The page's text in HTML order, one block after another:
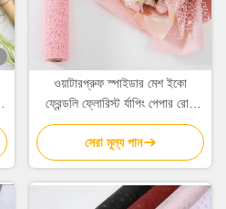
ওয়াটারপ্রুফ স্পাইডার মেশ ইকো
ফ্রেন্ডলি ফ্লোরিস্ট র্যাপিং পেপার রোল
50cm*5Y
সেরা মূল্য পান